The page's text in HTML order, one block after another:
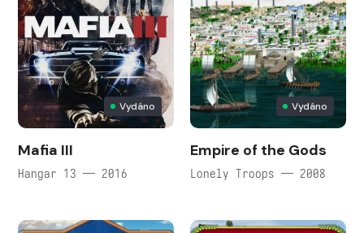
Vydáno
Mafia III
Hangar 13 — 2016
Vydáno
Empire of the Gods
Lonely Troops — 2008